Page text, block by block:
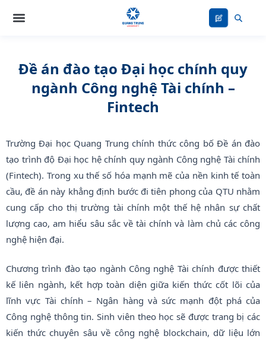
Đề án đào tạo Đại học chính quy
ngành Công nghệ Tài chính –
Fintech
Trường Đại học Quang Trung chính thức công bố Đề án đào
tạo trình độ Đại học hệ chính quy ngành Công nghệ Tài chính
(Fintech). Trong xu thế số hóa mạnh mẽ của nền kinh tế toàn
cầu, đề án này khẳng định bước đi tiên phong của QTU nhằm
cung cấp cho thị trường tài chính một thế hệ nhân sự chất
lượng cao, am hiểu sâu sắc về tài chính và làm chủ các công
nghệ hiện đại.
Chương trình đào tạo ngành Công nghệ Tài chính được thiết
kế liên ngành, kết hợp toàn diện giữa kiến thức cốt lõi của
lĩnh vực Tài chính – Ngân hàng và sức mạnh đột phá của
Công nghệ thông tin. Sinh viên theo học sẽ được trang bị các
kiến thức chuyên sâu về công nghệ blockchain, dữ liệu lớn